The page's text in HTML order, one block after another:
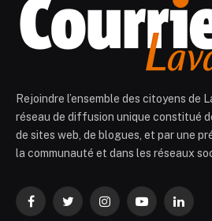
Rejoindre l’ensemble des citoyens de
réseau de diffusion unique constitué
de sites web, de blogues, et par une
la communauté et dans les réseaux
FacebookTwitterInstagramYouTube